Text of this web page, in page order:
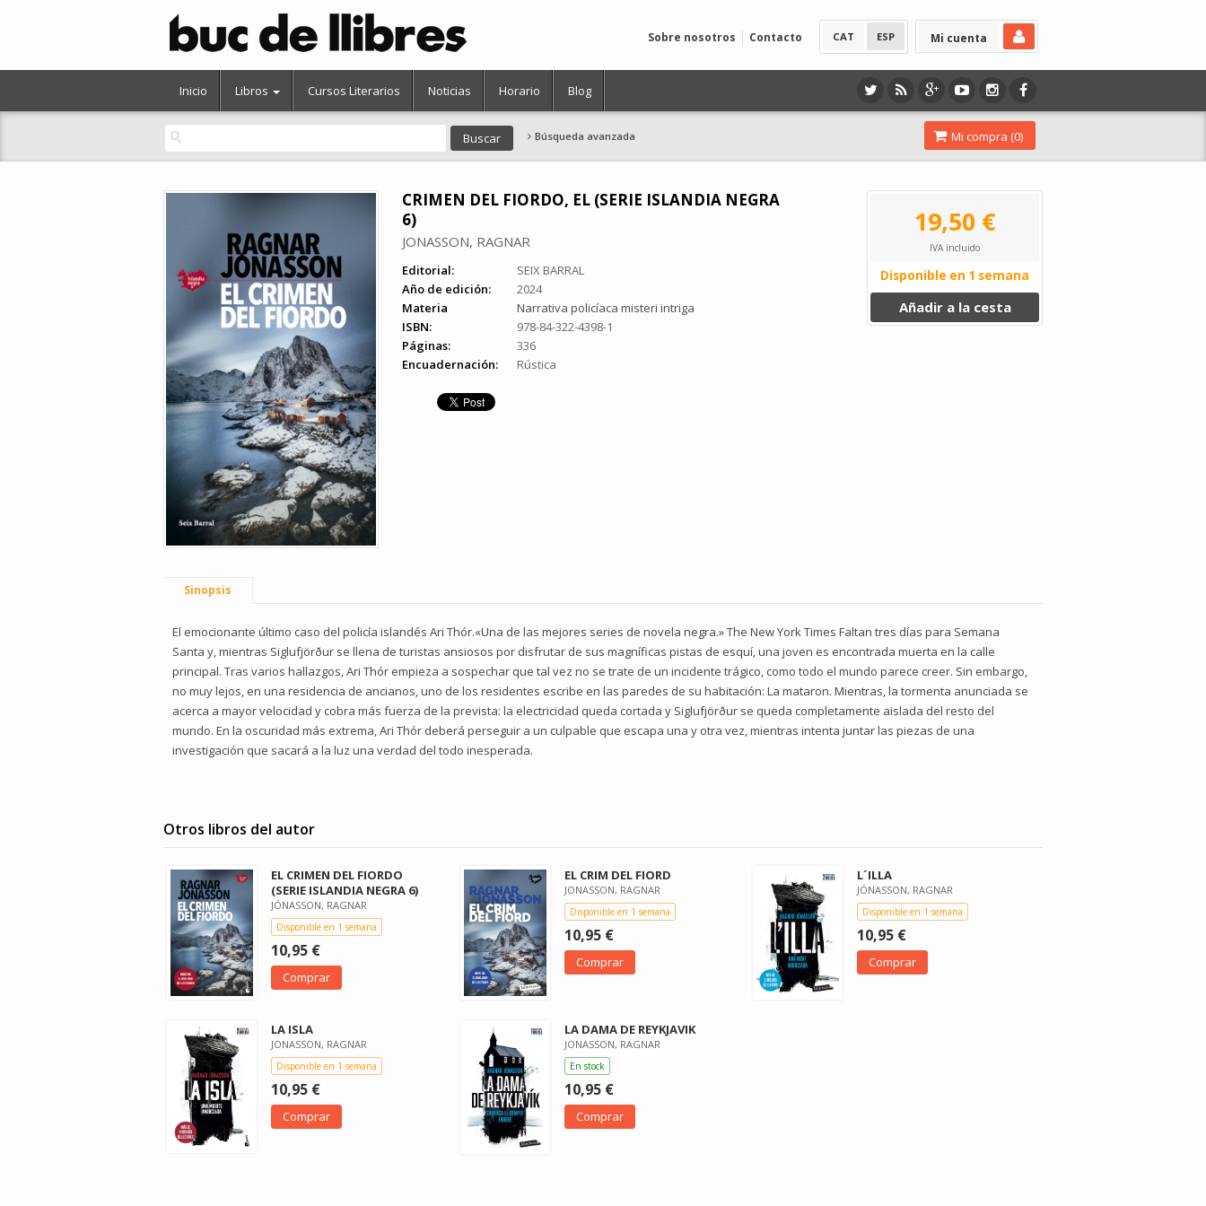
Mi cuenta
CAT ESP
Sobre nosotros Contacto
Inicio Libros Cursos Literarios Noticias Horario Blog
Búsqueda avanzada Mi compra (0)
CRIMEN DEL FIORDO, EL (SERIE ISLANDIA NEGRA
6)
JONASSON, RAGNAR
Editorial:
SEIX BARRAL
Año de edición:
2024
Materia
Narrativa policíaca misteri intriga
ISBN:
978-84-322-4398-1
Páginas:
336
Encuadernación:
Rústica
19,50 €
IVA incluido
Disponible en 1 semana
Añadir a la cesta
Sinopsis
El emocionante último caso del policía islandés Ari Thór.«Una de las mejores series de novela negra.» The New York Times Faltan tres días para Semana
Santa y, mientras Siglufjörður se llena de turistas ansiosos por disfrutar de sus magníficas pistas de esquí, una joven es encontrada muerta en la calle
principal. Tras varios hallazgos, Ari Thór empieza a sospechar que tal vez no se trate de un incidente trágico, como todo el mundo parece creer. Sin embargo,
no muy lejos, en una residencia de ancianos, uno de los residentes escribe en las paredes de su habitación: La mataron. Mientras, la tormenta anunciada se
acerca a mayor velocidad y cobra más fuerza de la prevista: la electricidad queda cortada y Siglufjörður se queda completamente aislada del resto del
mundo. En la oscuridad más extrema, Ari Thór deberá perseguir a un culpable que escapa una y otra vez, mientras intenta juntar las piezas de una
investigación que sacará a la luz una verdad del todo inesperada.
Otros libros del autor
EL CRIMEN DEL FIORDO
(SERIE ISLANDIA NEGRA 6)
JÓNASSON, RAGNAR
Disponible en 1 semana
10,95 €
Comprar
EL CRIM DEL FIORD
JONASSON, RAGNAR
Disponible en 1 semana
10,95 €
Comprar
L´ILLA
JÓNASSON, RAGNAR
Disponible en 1 semana
10,95 €
Comprar
LA ISLA
JONASSON, RAGNAR
Disponible en 1 semana
10,95 €
Comprar
LA DAMA DE REYKJAVIK
JONASSON, RAGNAR
En stock
10,95 €
Comprar